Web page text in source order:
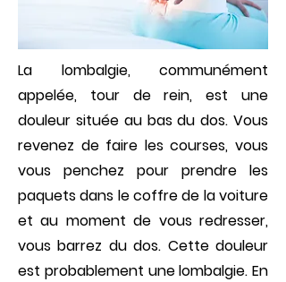
La lombalgie, communément
appelée, tour de rein, est une
douleur située au bas du dos. Vous
revenez de faire les courses, vous
vous penchez pour prendre les
paquets dans le coffre de la voiture
et au moment de vous redresser,
vous barrez du dos. Cette douleur
est probable­ment une lombalgie. En